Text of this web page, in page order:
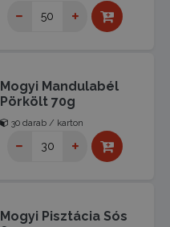
Mogyi Mandulabél
Pörkölt 70g
30 darab / karton
Mogyi Pisztácia Sós